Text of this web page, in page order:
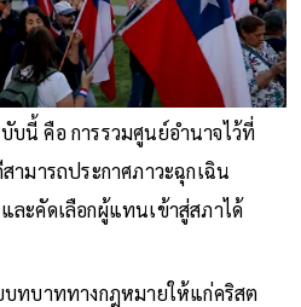
นี้ คือ การรวมศูนย์อำนาจไว้ที่
ามารถประกาศภาวะฉุกเฉิน
ละคัดเลือกผู้แทนเข้าสู่สภาได้
ทบาททางกฎหมายให้แก่คริสต